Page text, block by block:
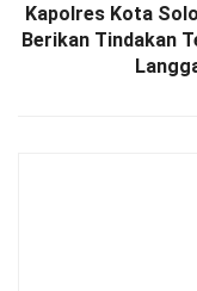
Kapolres Kota
Berikan Tindakan